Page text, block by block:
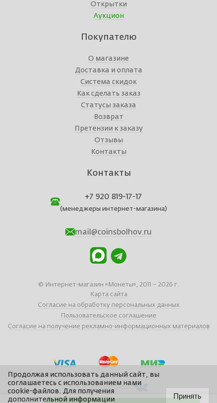
Открытки
Аукцион
Покупателю
О магазине
Доставка и оплата
Система скидок
Как сделать заказ
Статусы заказа
Возврат
Претензии к заказу
Отзывы
Контакты
Контакты
+7 920 819-17-17
(менеджеры интернет-магазина)
mail@coinsbolhov.ru
© Интернет-магазин «Монеты», 2011 – 2026 г.
Карта сайта
Согласие на обработку персональных данных
Пользовательское соглашение
Согласие на получение рекламно-информационных материалов
Вступайте в группу
Продолжая использовать данный сайт, вы
соглашаетесь с использованием нами
cookie-файлов. Для получения
дополнительной информации
Принять